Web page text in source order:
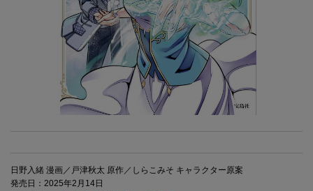
日野入緒 漫画／戸津秋太 原作／しらこみそ キャラクター原案
発売日：2025年2月14日